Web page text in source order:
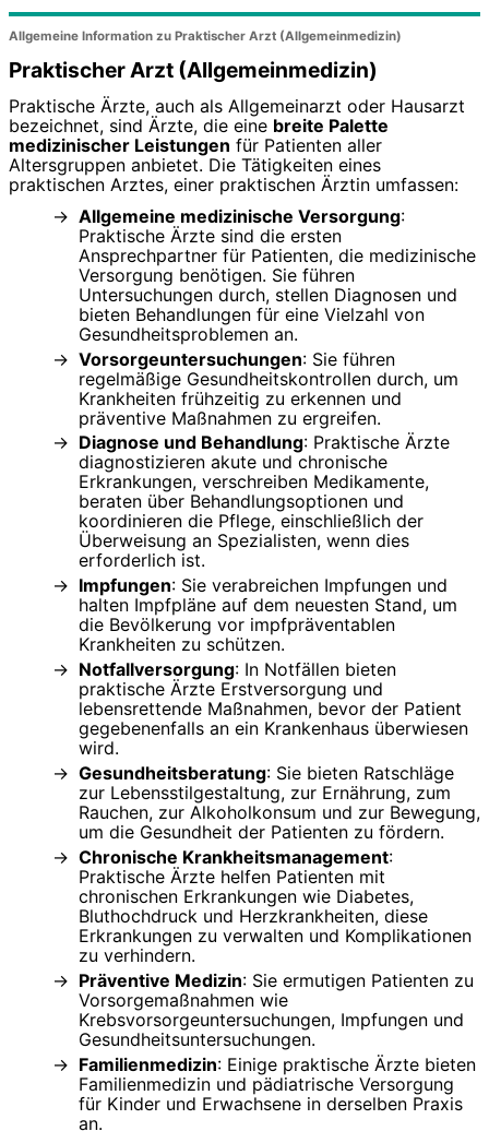
Allgemeine Information zu Praktischer Arzt (Allgemeinmedizin)
Praktischer Arzt (Allgemeinmedizin)
Praktische Ärzte, auch als Allgemeinarzt oder Hausarzt
bezeichnet, sind Ärzte, die eine breite Palette
medizinischer Leistungen für Patienten aller
Altersgruppen anbietet. Die Tätigkeiten eines
praktischen Arztes, einer praktischen Ärztin umfassen:
Allgemeine medizinische Versorgung:
Praktische Ärzte sind die ersten
Ansprechpartner für Patienten, die medizinische
Versorgung benötigen. Sie führen
Untersuchungen durch, stellen Diagnosen und
bieten Behandlungen für eine Vielzahl von
Gesundheitsproblemen an.
Vorsorgeuntersuchungen: Sie führen
regelmäßige Gesundheitskontrollen durch, um
Krankheiten frühzeitig zu erkennen und
präventive Maßnahmen zu ergreifen.
Diagnose und Behandlung: Praktische Ärzte
diagnostizieren akute und chronische
Erkrankungen, verschreiben Medikamente,
beraten über Behandlungsoptionen und
koordinieren die Pflege, einschließlich der
Überweisung an Spezialisten, wenn dies
erforderlich ist.
Impfungen: Sie verabreichen Impfungen und
halten Impfpläne auf dem neuesten Stand, um
die Bevölkerung vor impfpräventablen
Krankheiten zu schützen.
Notfallversorgung: In Notfällen bieten
praktische Ärzte Erstversorgung und
lebensrettende Maßnahmen, bevor der Patient
gegebenenfalls an ein Krankenhaus überwiesen
wird.
Gesundheitsberatung: Sie bieten Ratschläge
zur Lebensstilgestaltung, zur Ernährung, zum
Rauchen, zur Alkoholkonsum und zur Bewegung,
um die Gesundheit der Patienten zu fördern.
Chronische Krankheitsmanagement:
Praktische Ärzte helfen Patienten mit
chronischen Erkrankungen wie Diabetes,
Bluthochdruck und Herzkrankheiten, diese
Erkrankungen zu verwalten und Komplikationen
zu verhindern.
Präventive Medizin: Sie ermutigen Patienten zu
Vorsorgemaßnahmen wie
Krebsvorsorgeuntersuchungen, Impfungen und
Gesundheitsuntersuchungen.
Familienmedizin: Einige praktische Ärzte bieten
Familienmedizin und pädiatrische Versorgung
für Kinder und Erwachsene in derselben Praxis
an.